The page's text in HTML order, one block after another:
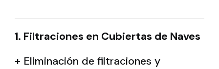
1. Filtraciones en Cubiertas de Naves
+ Eliminación de filtraciones y